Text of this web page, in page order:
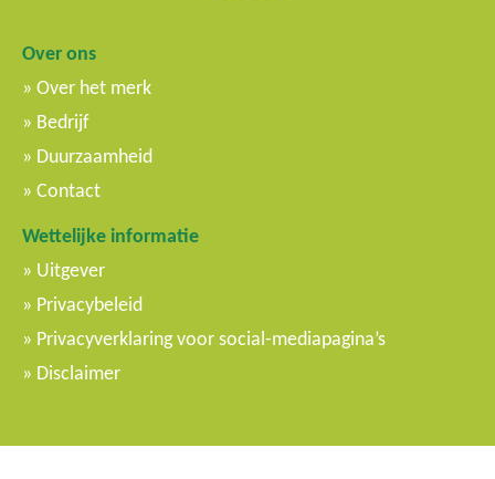
Over ons
Over het merk
Bedrijf
Duurzaamheid
Contact
Wettelijke informatie
Uitgever
Privacybeleid
Privacyverklaring voor social-mediapagina’s
Disclaimer